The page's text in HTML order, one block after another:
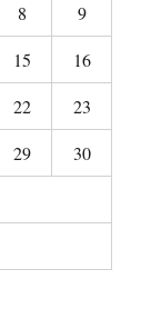
8
9
15
16
22
23
29
30